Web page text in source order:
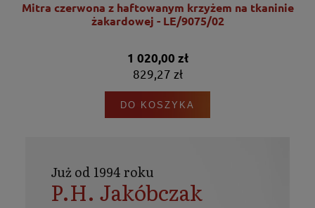
Mitra czerwona z haftowanym krzyżem na tkaninie
żakardowej - LE/9075/02
1 020,00 zł
829,27 zł
DO KOSZYKA
Już od 1994 roku
P.H. Jakóbczak